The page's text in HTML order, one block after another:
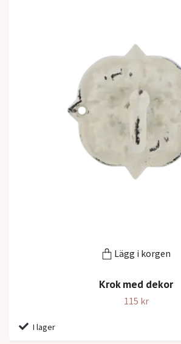
Lägg i korgen
Krok med dekor
115 kr
I lager